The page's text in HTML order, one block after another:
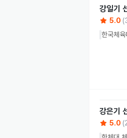
강일기
5.0 (
한국체
강은기
5.0 (